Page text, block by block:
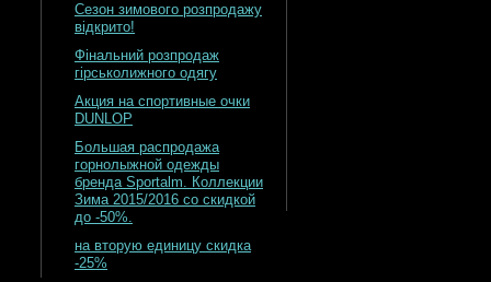
Сезон зимового розпродажу
відкрито!
Фінальний розпродаж
гірськолижного одягу
Акция на спортивные очки
DUNLOP
Большая распродажа
горнолыжной одежды
бренда Sportalm. Коллекции
Зима 2015/2016 со скидкой
до -50%.
на вторую единицу скидка
-25%